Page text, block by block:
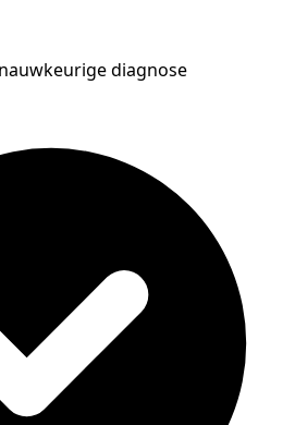
diagnose